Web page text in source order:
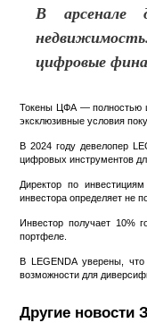
В арсенале
цифровые
Токены ЦФА — полностью
эксклюзивные условия
В 2024 году девелопер
цифровых инструментов
Директор по инвестициям
инвестора определяет не
Инвестор получает 10%
портфеле.
В LEGENDA уверены,
возможности для
Другие новости